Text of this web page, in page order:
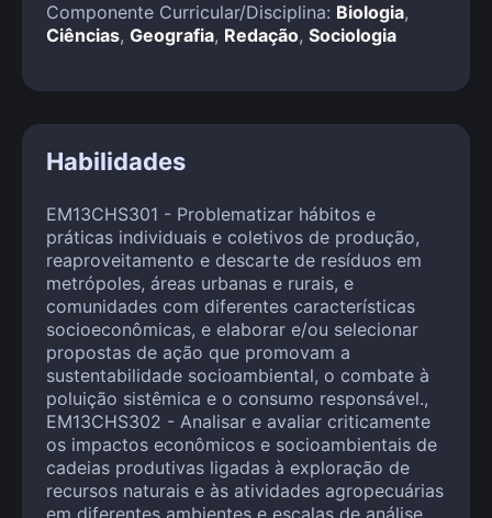
Componente Curricular/Disciplina: Biologia,
Ciências, Geografia, Redação, Sociologia
Habilidades
EM13CHS301 - Problematizar hábitos e
práticas individuais e coletivos de produção,
reaproveitamento e descarte de resíduos em
metrópoles, áreas urbanas e rurais, e
comunidades com diferentes características
socioeconômicas, e elaborar e/ou selecionar
propostas de ação que promovam a
sustentabilidade socioambiental, o combate à
poluição sistêmica e o consumo responsável.,
EM13CHS302 - Analisar e avaliar criticamente
os impactos econômicos e socioambientais de
cadeias produtivas ligadas à exploração de
recursos naturais e às atividades agropecuárias
em diferentes ambientes e escalas de análise,